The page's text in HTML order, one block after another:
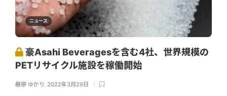
ニュース
豪Asahi Beveragesを含む4社、世界規模の
PETリサイクル施設を稼働開始
藤原 ゆかり , 2022年3月29日